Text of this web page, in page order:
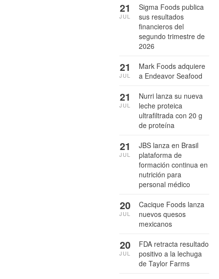
Sigma Foods publica
sus resultados
financieros del
segundo trimestre de
2026
21
JUL
Mark Foods adquiere
a Endeavor Seafood
21
JUL
Nurri lanza su nueva
leche proteica
ultrafiltrada con 20 g
de proteína
21
JUL
JBS lanza en Brasil
plataforma de
formación continua en
nutrición para
personal médico
21
JUL
Cacique Foods lanza
nuevos quesos
mexicanos
20
JUL
FDA retracta resultado
positivo a la lechuga
de Taylor Farms
20
JUL